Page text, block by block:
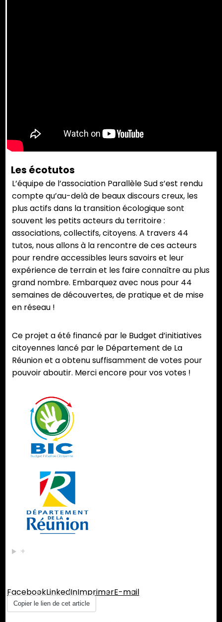
Les écotutos
L’équipe de l’association Parallèle Sud s’est rendu
compte qu’au-delà de beaux discours creux, les
plus actifs dans la transition écologique sont
souvent les petits acteurs du territoire :
associations, collectifs, citoyens. A travers 44
tutos, nous allons à la rencontre de ces acteurs
pour rendre accessibles leurs savoirs et leur
expérience de terrain et les faire connaître au plus
grand nombre. Embarquez avec nous pour 44
semaines de découvertes, de pratique et de mise
en réseau !
Ce projet a été financé par le Budget d’initiatives
citoyennes lancé par le Département de La
Réunion et a obtenu suffisamment de votes pour
pouvoir aboutir. Merci encore pour vos votes !
+
FacebookLinkedInImprimerE-mail
Copier le lien de cet article